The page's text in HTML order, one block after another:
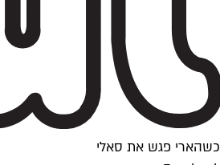
כשהארי פגש את סאלי